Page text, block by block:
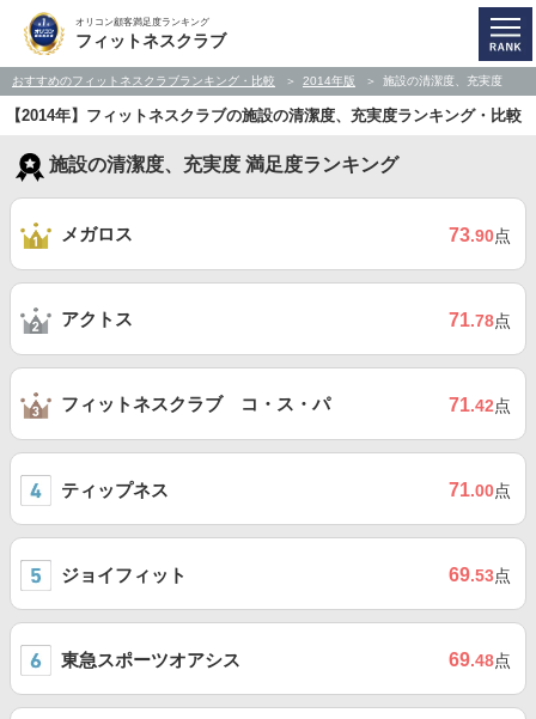
オリコン顧客満足度ランキング
フィットネスクラブ
おすすめのフィットネスクラブランキング・比較 2014年版 施設の清潔度、充実度
【2014年】フィットネスクラブの施設の清潔度、充実度ランキング・比較
施設の清潔度、充実度 満足度ランキング
メガロス 73.90点
アクトス 71.78点
フィットネスクラブ コ・ス・パ 71.42点
ティップネス 71.00点
ジョイフィット 69.53点
東急スポーツオアシス 69.48点